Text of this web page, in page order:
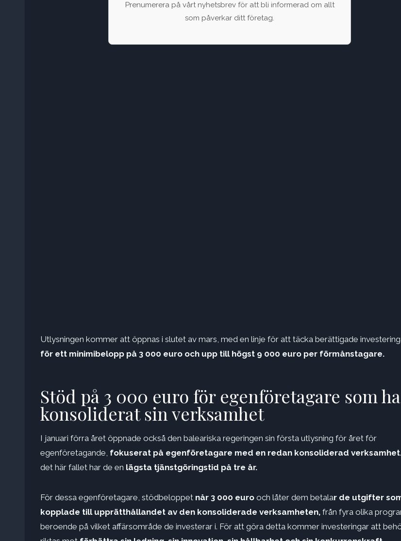
Prenumerera på vårt nyhetsbrev för att bli informerad om allt
som påverkar ditt företag.
Utlysningen kommer att öppnas i slutet av mars, med en linje för att täcka berättigade
för ett minimibelopp på 3 000 euro och upp till högst 9 000 euro per förmånstagare.
Stöd på 3 000 euro för egenföretagare som
konsoliderat sin verksamhet
I januari förra året öppnade också den baleariska regeringen sin första utlysning för året för
egenföretagande, fokuserat på egenföretagare med en redan konsoliderad
det här fallet har de en lägsta tjänstgöringstid på tre år.
För dessa egenföretagare, stödbeloppet når 3 000 euro och låter dem betalar de utgifter
kopplade till upprätthållandet av den konsoliderade verksamheten, från fyra olika
beroende på vilket affärsområde de investerar i. För att göra detta kommer investeringar att